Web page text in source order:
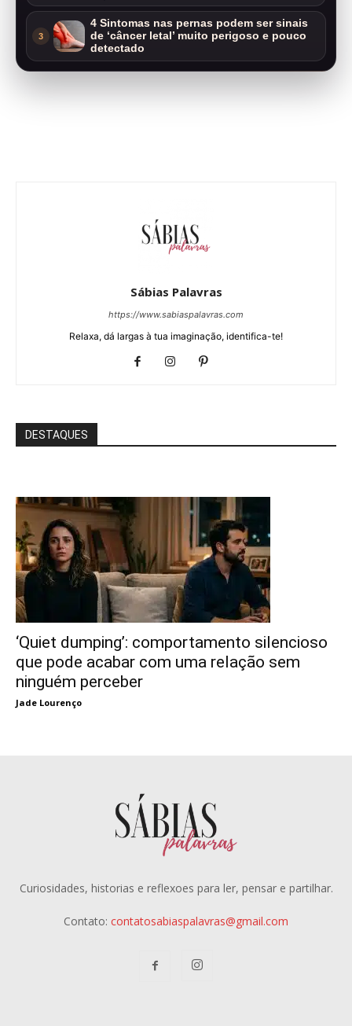
3
4 Sintomas nas pernas podem ser sinais
de ‘câncer letal’ muito perigoso e pouco
detectado
Sábias Palavras
https://www.sabiaspalavras.com
Relaxa, dá largas à tua imaginação, identifica-te!
DESTAQUES
‘Quiet dumping’: comportamento silencioso
que pode acabar com uma relação sem
ninguém perceber
Jade Lourenço
Curiosidades, historias e reflexoes para ler, pensar e partilhar.
Contato: contatosabiaspalavras@gmail.com